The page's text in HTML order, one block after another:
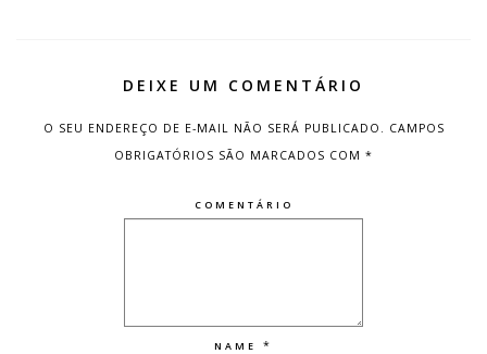
DEIXE UM COMENTÁRIO
O SEU ENDEREÇO DE E-MAIL NÃO SERÁ PUBLICADO.
CAMPOS
OBRIGATÓRIOS SÃO MARCADOS COM *
COMENTÁRIO
NAME *